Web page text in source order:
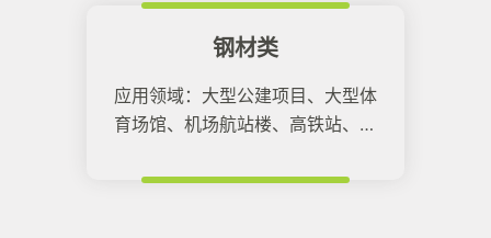
钢材类
应用领域：大型公建项目、大型体
育场馆、机场航站楼、高铁站、会